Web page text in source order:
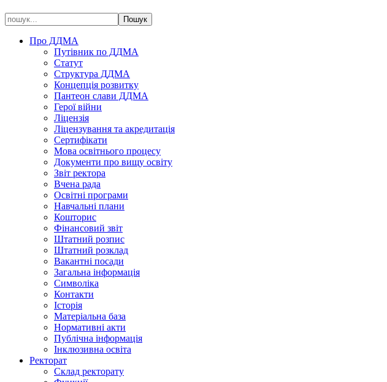
Про ДДМА
Путівник по ДДМА
Статут
Структура ДДМА
Концепція розвитку
Пантеон слави ДДМА
Герої війни
Ліцензія
Ліцензування та акредитація
Сертифікати
Мова освітнього процесу
Документи про вищу освіту
Звіт ректора
Вчена рада
Освітні програми
Навчальні плани
Кошторис
Фінансовий звіт
Штатний розпис
Штатний розклад
Вакантні посади
Загальна інформація
Символіка
Контакти
Історія
Матеріальна база
Нормативні акти
Публічна інформація
Інклюзивна освіта
Ректорат
Склад ректорату